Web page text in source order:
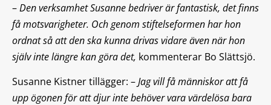
–Den verksamhet Susanne bedriver är fantastisk, det finns
få motsvarigheter. Och genom stiftelseformen har hon
ordnat så att den ska kunna drivas vidare även när hon
själv inte längre kan göra det, kommenterar Bo Slättsjö.
Susanne Kistner tillägger: –Jag vill få människor att få
upp ögonen för att djur inte behöver vara värdelösa bara